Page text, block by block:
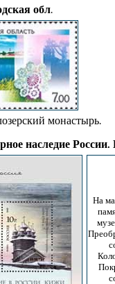
обл.
монастырь.
наследие
На